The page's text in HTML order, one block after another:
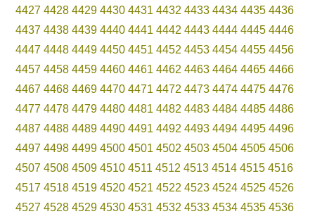
4427 4428 4429 4430 4431 4432 4433 4434 4435 4436
4437 4438 4439 4440 4441 4442 4443 4444 4445 4446
4447 4448 4449 4450 4451 4452 4453 4454 4455 4456
4457 4458 4459 4460 4461 4462 4463 4464 4465 4466
4467 4468 4469 4470 4471 4472 4473 4474 4475 4476
4477 4478 4479 4480 4481 4482 4483 4484 4485 4486
4487 4488 4489 4490 4491 4492 4493 4494 4495 4496
4497 4498 4499 4500 4501 4502 4503 4504 4505 4506
4507 4508 4509 4510 4511 4512 4513 4514 4515 4516
4517 4518 4519 4520 4521 4522 4523 4524 4525 4526
4527 4528 4529 4530 4531 4532 4533 4534 4535 4536